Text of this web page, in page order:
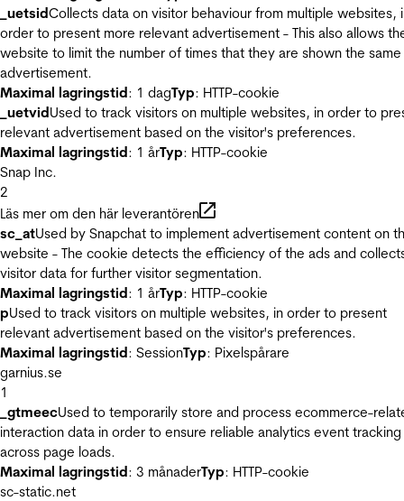
_uetsidCollects data on visitor behaviour from multiple websites,
order to present more relevant advertisement - This also allows
website to limit the number of times that they are shown the same
advertisement.
Maximal lagringstid: 1 dagTyp: HTTP-cookie
_uetvidUsed to track visitors on multiple websites, in order to
relevant advertisement based on the visitor's preferences.
Maximal lagringstid: 1 årTyp: HTTP-cookie
Snap Inc.
2
Läs mer om den här leverantören
sc_atUsed by Snapchat to implement advertisement content on
website - The cookie detects the efficiency of the ads and
visitor data for further visitor segmentation.
Maximal lagringstid: 1 årTyp: HTTP-cookie
pUsed to track visitors on multiple websites, in order to present
relevant advertisement based on the visitor's preferences.
Maximal lagringstid: SessionTyp: Pixelspårare
garnius.se
1
_gtmeecUsed to temporarily store and process ecommerce-
interaction data in order to ensure reliable analytics event tracking
across page loads.
Maximal lagringstid: 3 månaderTyp: HTTP-cookie
sc-static.net